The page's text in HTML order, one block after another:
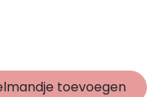
toevoegen